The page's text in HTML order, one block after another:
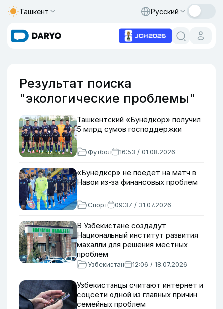
Ташкент Русский
Результат поиска
"экологические проблемы"
Ташкентский «Бунёдкор» получил
5 млрд сумов господдержки
Футбол 16:53 / 01.08.2026
«Бунёдкор» не поедет на матч в
Навои из-за финансовых проблем
Спорт 09:37 / 31.07.2026
В Узбекистане создадут
Национальный институт развития
махалли для решения местных
проблем
Узбекистан 12:06 / 18.07.2026
Узбекистанцы считают интернет и
соцсети одной из главных причин
семейных проблем